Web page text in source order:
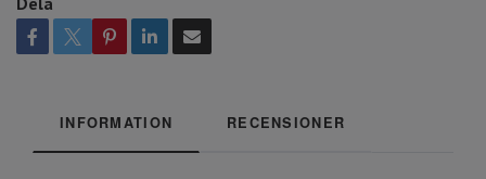
INFORMATION RECENSIONER